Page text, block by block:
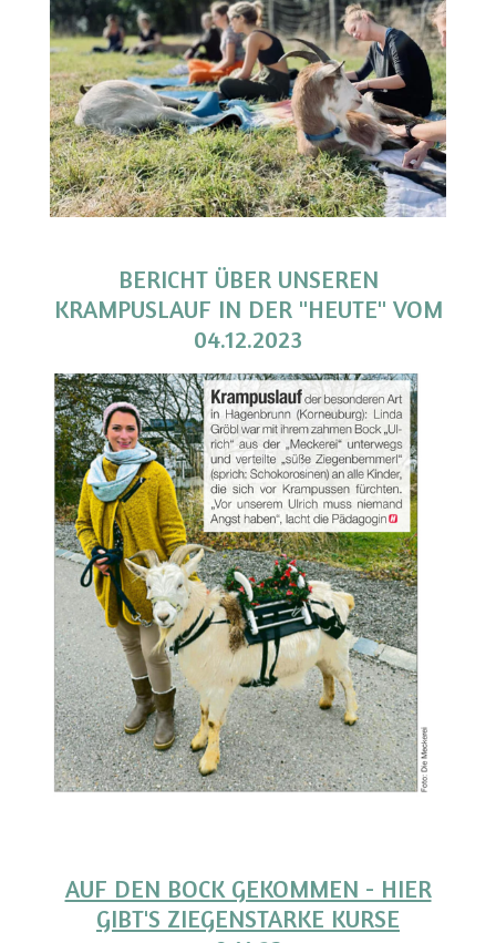
BERICHT ÜBER UNSEREN
KRAMPUSLAUF IN DER "HEUTE" VOM
04.12.2023
AUF DEN BOCK GEKOMMEN - HIER
GIBT'S ZIEGENSTARKE KURSE